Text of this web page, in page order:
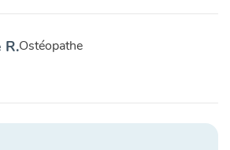
R.Ostéopathe